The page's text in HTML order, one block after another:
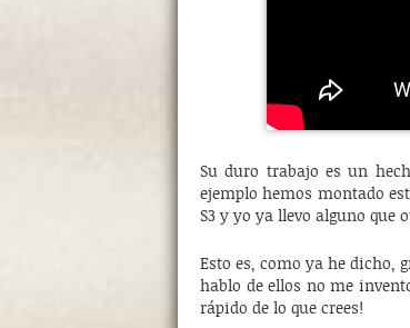
Su duro trabajo es un
ejemplo hemos montado
S3 y yo ya llevo alguno que
Esto es, como ya he dicho,
hablo de ellos no me
rápido de lo que crees!